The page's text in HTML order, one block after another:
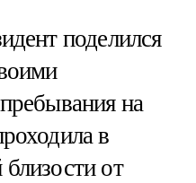
поделился
на
в
от